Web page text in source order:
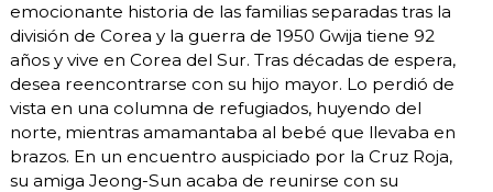
emocionante historia de las familias separadas tras la
división de Corea y la guerra de 1950 Gwija tiene 92
años y vive en Corea del Sur. Tras décadas de espera,
desea reencontrarse con su hijo mayor. Lo perdió de
vista en una columna de refugiados, huyendo del
norte, mientras amamantaba al bebé que llevaba en
brazos. En un encuentro auspiciado por la Cruz Roja,
su amiga Jeong-Sun acaba de reunirse con su